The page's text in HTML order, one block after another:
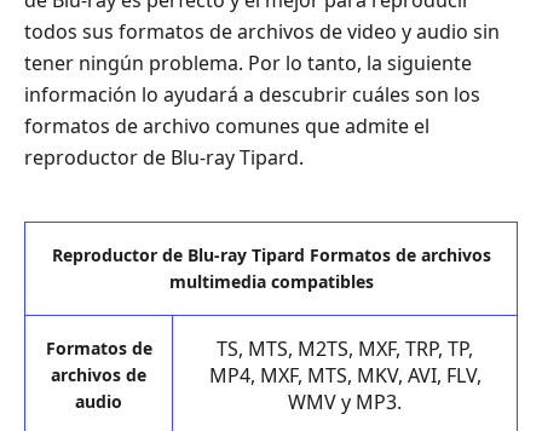
todos sus formatos de archivos de video y audio sin
tener ningún problema. Por lo tanto, la siguiente
información lo ayudará a descubrir cuáles son los
formatos de archivo comunes que admite el
reproductor de Blu-ray Tipard.
Reproductor de Blu-ray Tipard Formatos de archivos
multimedia compatibles
Formatos de
archivos de
audio
TS, MTS, M2TS, MXF, TRP, TP,
MP4, MXF, MTS, MKV, AVI, FLV,
WMV y MP3.